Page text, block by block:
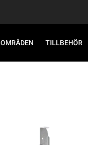
OMRÅDEN TILLBEHÖR